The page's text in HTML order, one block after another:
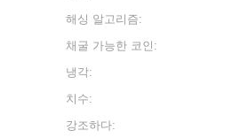
해싱 알고리즘:
채굴 가능한 코인:
냉각:
치수:
강조하다: